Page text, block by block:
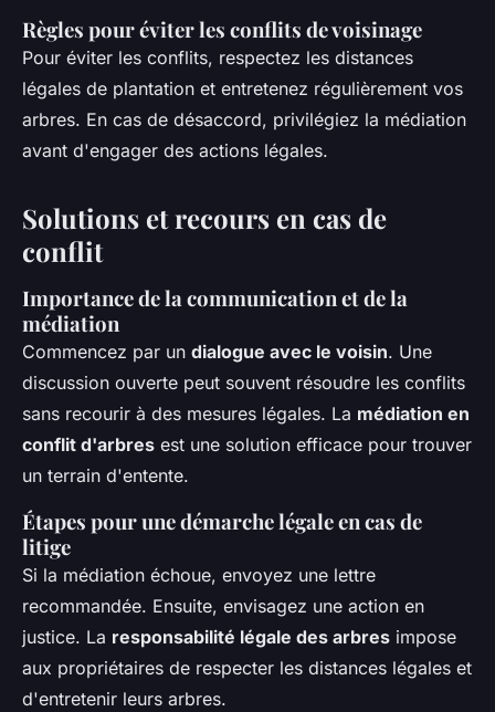
Règles pour éviter les conflits de voisinage
Pour éviter les conflits, respectez les distances
légales de plantation et entretenez régulièrement vos
arbres. En cas de désaccord, privilégiez la médiation
avant d'engager des actions légales.
Solutions et recours en cas de
conflit
Importance de la communication et de la
médiation
Commencez par un dialogue avec le voisin. Une
discussion ouverte peut souvent résoudre les conflits
sans recourir à des mesures légales. La médiation en
conflit d'arbres est une solution efficace pour trouver
un terrain d'entente.
Étapes pour une démarche légale en cas de
litige
Si la médiation échoue, envoyez une lettre
recommandée. Ensuite, envisagez une action en
justice. La responsabilité légale des arbres impose
aux propriétaires de respecter les distances légales et
d'entretenir leurs arbres.